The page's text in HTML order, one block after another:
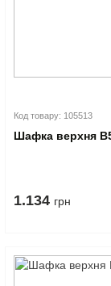
Код товару: 105513
Шафка верхня
1.134 грн